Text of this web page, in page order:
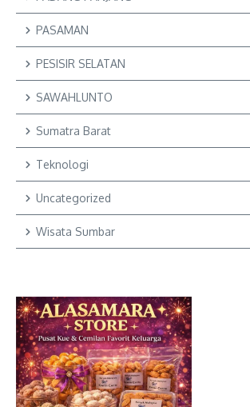
PASAMAN
PESISIR SELATAN
SAWAHLUNTO
Sumatra Barat
Teknologi
Uncategorized
Wisata Sumbar